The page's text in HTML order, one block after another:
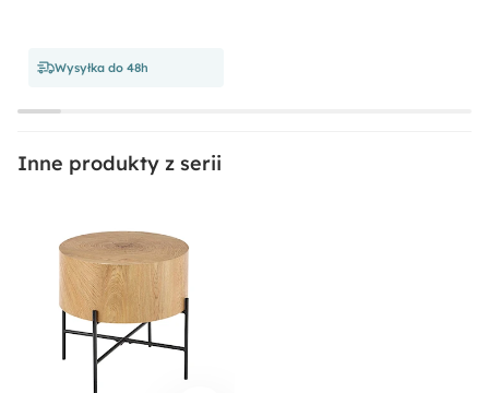
Wysyłka do 48h
Inne produkty z serii